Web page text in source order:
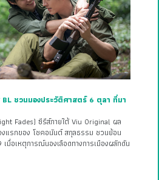
ชวนมองประวัติศาสตร์ 6 ตุลา ที่มา
Fades) ซีรีส์ภายใต้ Viu Original ผล
งแรกของ โชคอนันต์ สกุลธรรม ชวนย้อน
มื่อเหตุการณ์นองเลือดทางการเมืองผลักดัน